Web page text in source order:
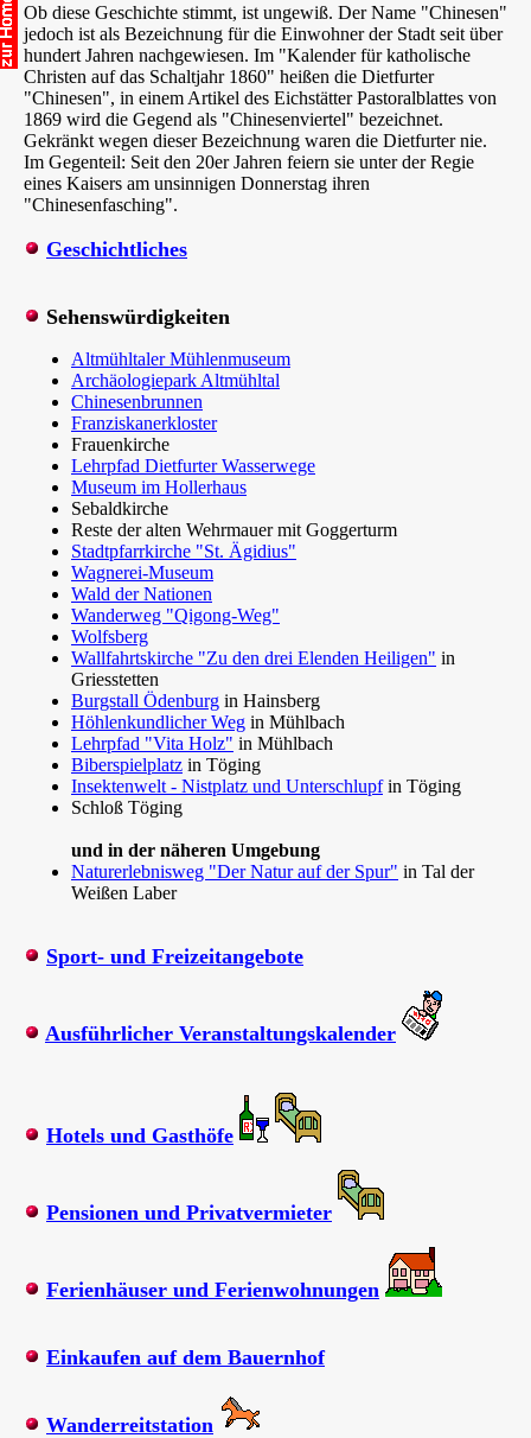
Ob diese Geschichte stimmt, ist ungewiß. Der Name "Chinesen"
jedoch ist als Bezeichnung für die Einwohner der Stadt seit über
hundert Jahren nachgewiesen. Im "Kalender für katholische
Christen auf das Schaltjahr 1860" heißen die Dietfurter
"Chinesen", in einem Artikel des Eichstätter Pastoralblattes von
1869 wird die Gegend als "Chinesenviertel" bezeichnet.
Gekränkt wegen dieser Bezeichnung waren die Dietfurter nie.
Im Gegenteil: Seit den 20er Jahren feiern sie unter der Regie
eines Kaisers am unsinnigen Donnerstag ihren
"Chinesenfasching".
Geschichtliches
Sehenswürdigkeiten
Altmühltaler Mühlenmuseum
Archäologiepark Altmühltal
Chinesenbrunnen
Franziskanerkloster
Frauenkirche
Lehrpfad Dietfurter Wasserwege
Museum im Hollerhaus
Sebaldkirche
Reste der alten Wehrmauer mit Goggerturm
Stadtpfarrkirche "St. Ägidius"
Wagnerei-Museum
Wald der Nationen
Wanderweg "Qigong-Weg"
Wolfsberg
Wallfahrtskirche "Zu den drei Elenden Heiligen" in
Griesstetten
Burgstall Ödenburg in Hainsberg
Höhlenkundlicher Weg in Mühlbach
Lehrpfad "Vita Holz" in Mühlbach
Biberspielplatz in Töging
Insektenwelt - Nistplatz und Unterschlupfin Töging
Schloß Töging
und in der näheren Umgebung
Naturerlebnisweg "Der Natur auf der Spur" in Tal der
Weißen Laber
Sport- und Freizeitangebote
Ausführlicher Veranstaltungskalender
Hotels und Gasthöfe
Pensionen und Privatvermieter
Ferienhäuser und Ferienwohnungen
Einkaufen auf dem Bauernhof
Wanderreitstation